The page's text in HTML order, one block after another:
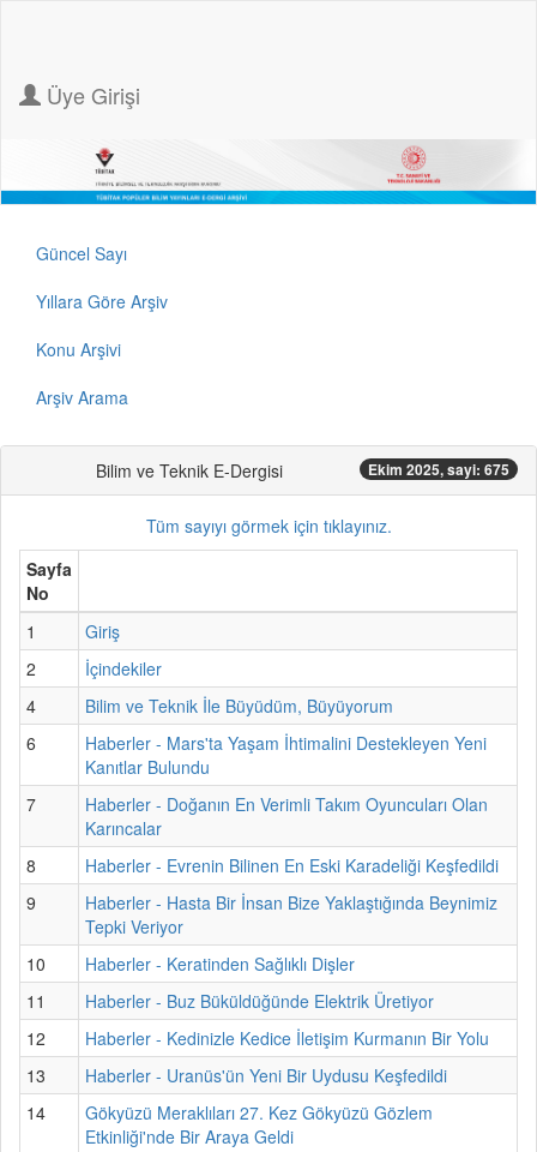
Üye Girişi
Güncel Sayı
Yıllara Göre Arşiv
Konu Arşivi
Arşiv Arama
Bilim ve Teknik E-Dergisi Ekim 2025, sayi: 675
Tüm sayıyı görmek için tıklayınız.
Sayfa
No
1
Giriş
2
İçindekiler
4
Bilim ve Teknik İle Büyüdüm, Büyüyorum
6
Haberler - Mars'ta Yaşam İhtimalini Destekleyen Yeni
Kanıtlar Bulundu
7
Haberler - Doğanın En Verimli Takım Oyuncuları Olan
Karıncalar
8
Haberler - Evrenin Bilinen En Eski Karadeliği Keşfedildi
9
Haberler - Hasta Bir İnsan Bize Yaklaştığında Beynimiz
Tepki Veriyor
10
Haberler - Keratinden Sağlıklı Dişler
11
Haberler - Buz Büküldüğünde Elektrik Üretiyor
12
Haberler - Kedinizle Kedice İletişim Kurmanın Bir Yolu
13
Haberler - Uranüs'ün Yeni Bir Uydusu Keşfedildi
14
Gökyüzü Meraklıları 27. Kez Gökyüzü Gözlem
Etkinliği'nde Bir Araya Geldi